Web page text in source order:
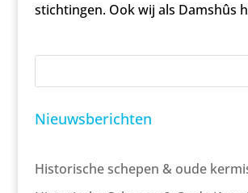
stichtingen. Ook wij als Damshûs
Nieuwsberichten
Historische schepen & oude